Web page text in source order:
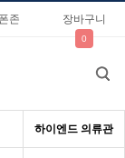
존 장바구니
0
하이엔드 의류관